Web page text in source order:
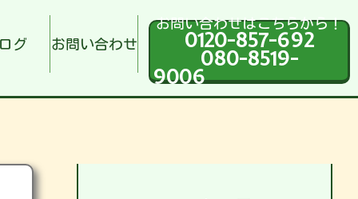
グ お問い合わせ
お問い合わせはこちらから！
0120-857-692
080-8519-
9006